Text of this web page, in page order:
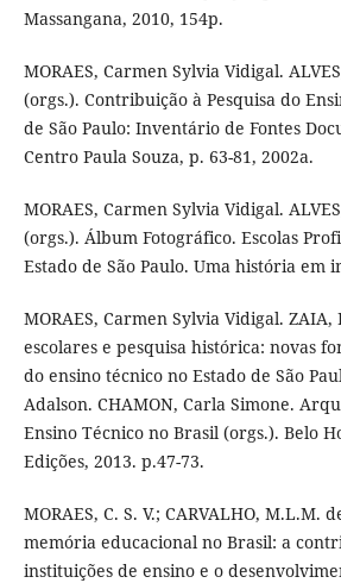
Massangana, 2010, 154p.
MORAES, Carmen Sylvia Vidigal.
(orgs.). Contribuição à Pesquisa do
de São Paulo: Inventário de Fontes
Centro Paula Souza, p. 63-81, 2002a.
MORAES, Carmen Sylvia Vidigal.
(orgs.). Álbum Fotográfico. Escolas
Estado de São Paulo. Uma história em
MORAES, Carmen Sylvia Vidigal.
escolares e pesquisa histórica: novas
do ensino técnico no Estado de São
Adalson. CHAMON, Carla Simone.
Ensino Técnico no Brasil (orgs.). Belo
Edições, 2013. p.47-73.
MORAES, C. S. V.; CARVALHO, M.L.M.
memória educacional no Brasil: a
instituições de ensino e o